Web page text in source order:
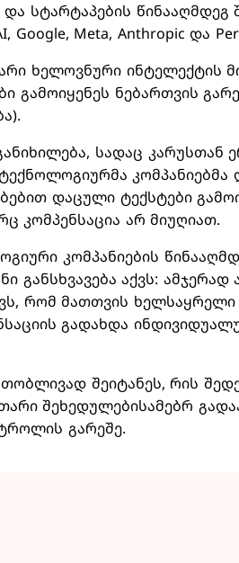
სტარტაპების წინააღმდეგ
Google, Meta, Anthropic და
ხელოვნური ინტელექტის
გამოიყენეს ნებართვის
სადაც კარუსთან
კომპანიებმა
დაცული ტექსტები
კომპენსაცია არ მიუღიათ.
კომპანიების
განსხვავება აქვს: ამჯერად
რომ მათთვის
გადახდა
შეიტანეს, რის
შეხედულებისამებრ
გარეშე.